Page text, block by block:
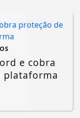
e cobra
plataforma